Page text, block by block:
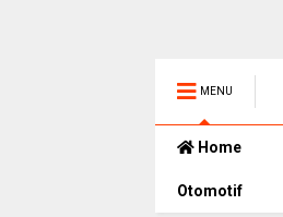
MENU
Home
Otomotif